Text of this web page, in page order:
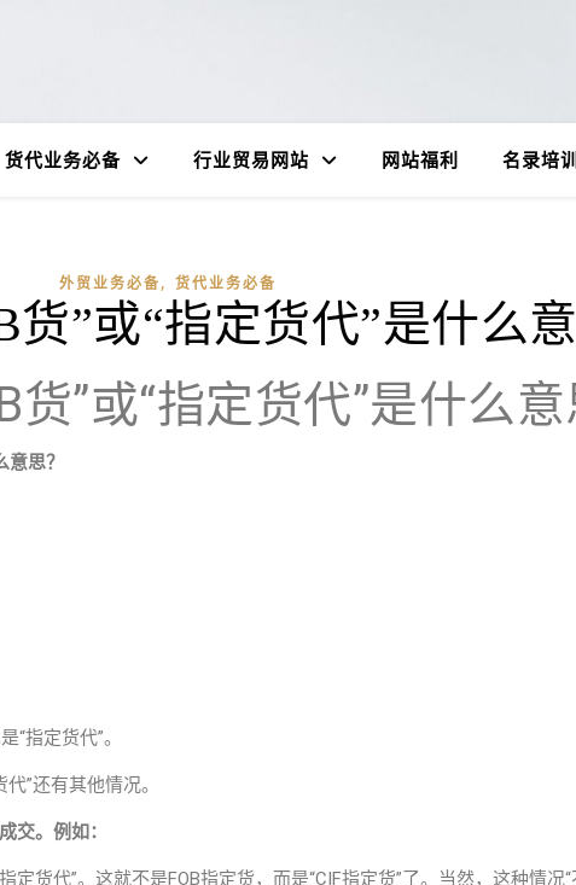
货代业务必备 行业贸易网站 网站福利 名录培训
外贸业务必备, 货代业务必备
货”或“指定货代”是什么
货”或“指定货代”是什么
意思？
“指定货代”。
”还有其他情况。
交。例如：
定货代”。这就不是FOB指定货，而是“CIF指定货”了。当然，这种情况“